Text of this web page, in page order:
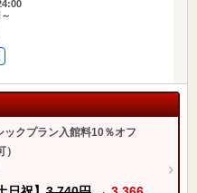
ックプラン入館料10％オフ